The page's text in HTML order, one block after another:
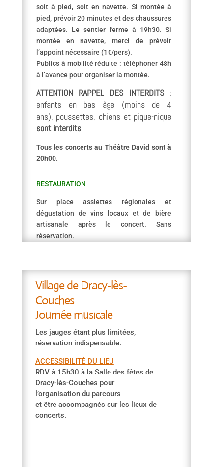
soit à pied, soit en navette. Si montée à
pied, prévoir 20 minutes et des chaussures
adaptées. Le sentier ferme à 19h30. Si
montée en navette, merci de prévoir
l’appoint nécessaire (1€/pers).
Publics à mobilité réduite : téléphoner 48h
à l’avance pour organiser la montée.
ATTENTION RAPPEL DES INTERDITS:
enfants en bas âge (moins de 4
ans), poussettes, chiens et pique-nique
sont interdits.
Tous les concerts au Théâtre David sont à
20h00.
RESTAURATION
Sur place assiettes régionales et
dégustation de vins locaux et de bière
artisanale après le concert. Sans
réservation.
Village de Dracy-lès-
Couches
Journée musicale
Les jauges étant plus limitées,
réservation indispensable.
ACCESSIBILITÉ DU LIEU
RDV à 15h30 à la Salle des fêtes de
Dracy-lès-Couches pour
l’organisation du parcours
et être accompagnés sur les lieux de
concerts.